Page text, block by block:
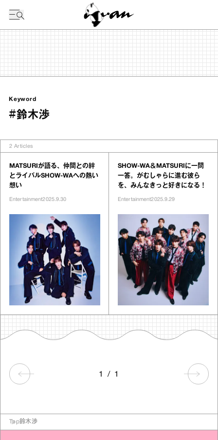
Keyword
#鈴木渉
2 Articles
MATSURIが語る、仲間との絆
とライバルSHOW-WAへの熱い
想い
Entertainment2025.9.30
SHOW-WA＆MATSURIに一問
一答。がむしゃらに進む彼ら
を、みんなきっと好きになる！
Entertainment2025.9.29
1 / 1
Top鈴木渉